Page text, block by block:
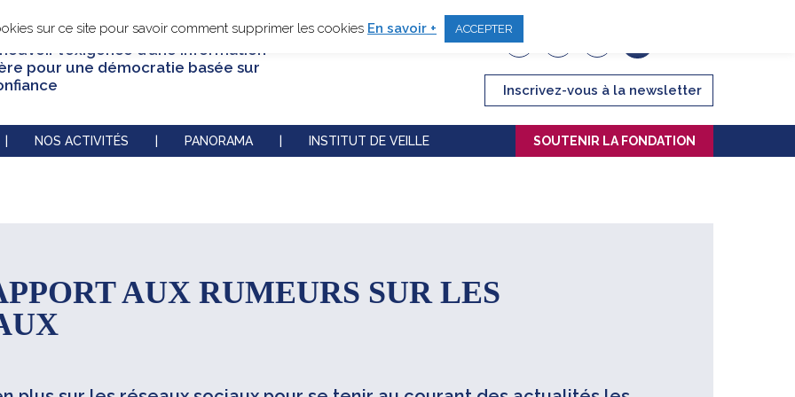
l’exigence d’une information
pour une démocratie basée sur
Inscrivez-vous à la newsletter
NOS ACTIVITÉS PANORAMA INSTITUT DE VEILLE SOUTENIR LA FONDATION
AUX RUMEURS SUR LES
sur ce site pour savoir comment supprimer les cookies En savoir + ACCEPTER